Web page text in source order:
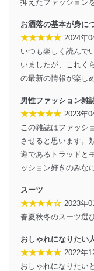
アクセス者の
ーザーア
ベース等
者を識別
外部からの不
個人デー
個人デー
ソフトウ
により、
情報システム
メール等
送信する
個人情報保護マ
当社は、内部監
じて、個人情報
善し、常に最良
苦情及び相談受
抑えたファッション
お洒落の基本が身に
★★★★★ 2024年
いつも楽しく読んで
いましたが、これく
の最新の情報が楽し
男性ファッション雑
★★★★★ 2023年
この雑誌はファッシ
させると思います。
道であるトラッドと
ッション好きのみな
スーツ
★★★★☆ 2023年
春夏秋冬のスーツ選
おしゃれになりたい
★★★★★ 2022年
おしゃれになりたい